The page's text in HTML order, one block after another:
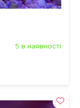
5 в наявності